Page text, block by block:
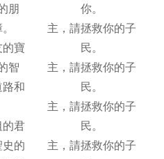
朋
的寶
智
和
的君
的
你。
主，請拯救你的子
民。
主，請拯救你的子
民。
主，請拯救你的子
民。
主，請拯救你的子